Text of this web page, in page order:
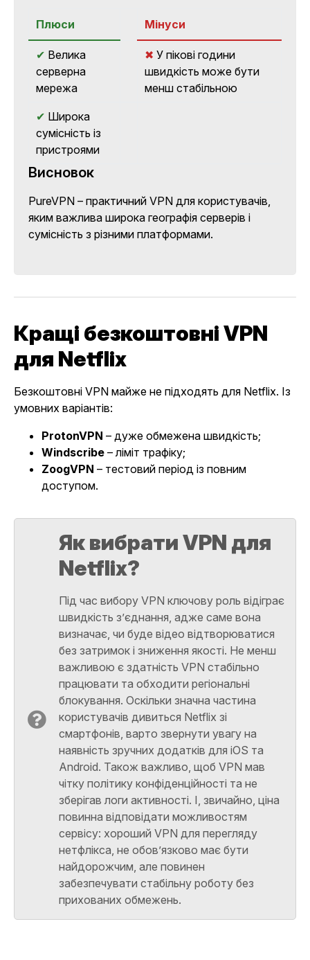
Плюси Мінуси
✔ Велика
серверна
мережа
✖ У пікові години
швидкість може бути
менш стабільною
✔ Широка
сумісність із
пристроями
Висновок
PureVPN – практичний VPN для користувачів,
яким важлива широка географія серверів і
сумісність з різними платформами.
Кращі безкоштовні VPN
для Netflix
Безкоштовні VPN майже не підходять для Netflix. Із
умовних варіантів:
ProtonVPN – дуже обмежена швидкість;
Windscribe – ліміт трафіку;
ZoogVPN – тестовий період із повним
доступом.
Як вибрати VPN для
Netflix?
Під час вибору VPN ключову роль відіграє
швидкість з’єднання, адже саме вона
визначає, чи буде відео відтворюватися
без затримок і зниження якості. Не менш
важливою є здатність VPN стабільно
працювати та обходити регіональні
блокування. Оскільки значна частина
користувачів дивиться Netflix зі
смартфонів, варто звернути увагу на
наявність зручних додатків для iOS та
Android. Також важливо, щоб VPN мав
чітку політику конфіденційності та не
зберігав логи активності. І, звичайно, ціна
повинна відповідати можливостям
сервісу: хороший VPN для перегляду
нетфлікса, не обов’язково має бути
найдорожчим, але повинен
забезпечувати стабільну роботу без
прихованих обмежень.